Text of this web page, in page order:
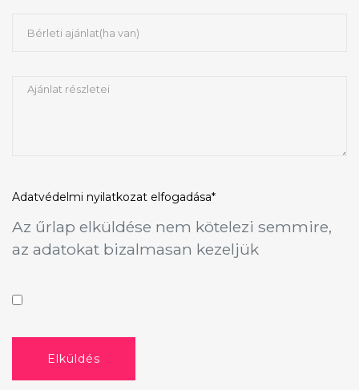
Adatvédelmi nyilatkozat elfogadása*
Az űrlap elküldése nem kötelezi semmire,
az adatokat bizalmasan kezeljük
Elküldés